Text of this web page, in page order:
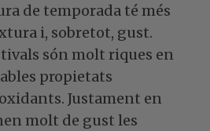
de temporada té més
i, sobretot, gust.
són molt riques en
propietats
Justament en
molt de gust les